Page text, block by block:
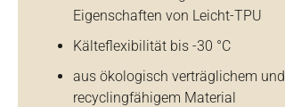
Eigenschaften von Leicht-TPU
Kälteflexibilität bis -30 °C
aus ökologisch verträglichem und
recyclingfähigem Material